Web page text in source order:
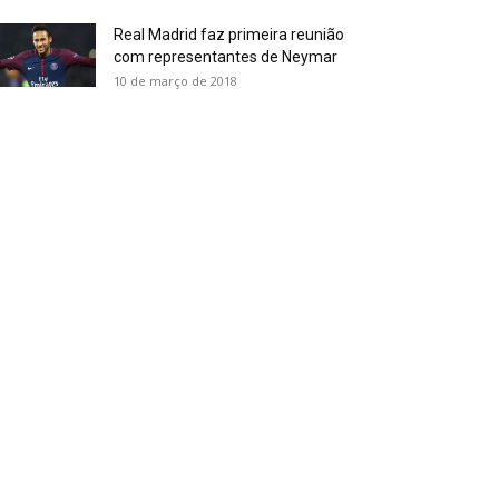
Real Madrid faz primeira reunião
com representantes de Neymar
10 de março de 2018